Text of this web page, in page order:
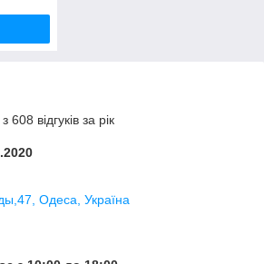
відгуків за рік
Одеса, Україна